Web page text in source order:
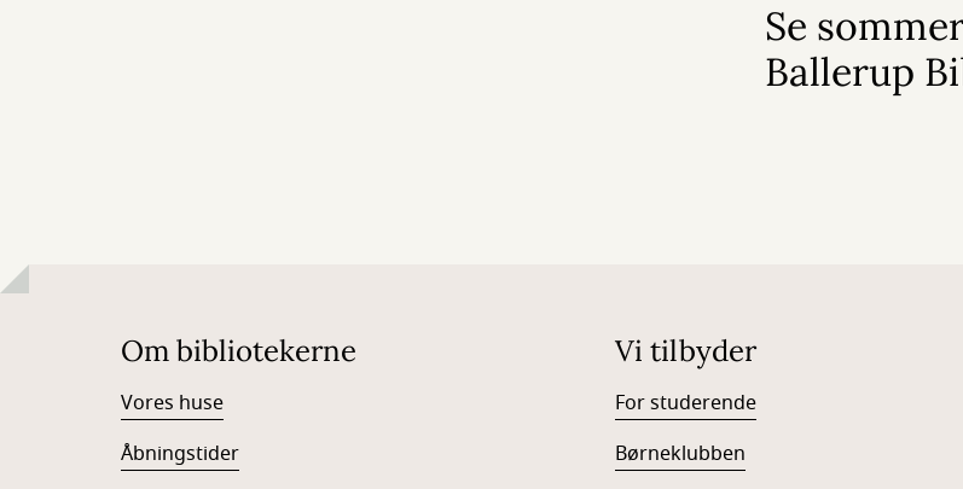
Se
Ballerup
Om bibliotekerne
Vores huse
Åbningstider
Vi tilbyder
For studerende
Børneklubben